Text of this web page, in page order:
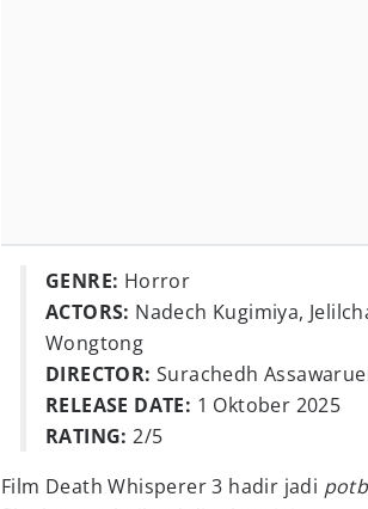
GENRE: Horror
ACTORS: Nadech Kugimiya,
Wongtong
DIRECTOR: Surachedh
RELEASE DATE: 1 Oktober 2025
RATING: 2/5
Film Death Whisperer 3 hadir jadi